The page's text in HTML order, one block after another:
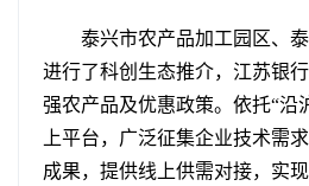
泰兴市农产品加工园区、泰
进行了科创生态推介，江苏银
强农产品及优惠政策。依托“沿
上平台，广泛征集企业技术需
成果，提供线上供需对接，实